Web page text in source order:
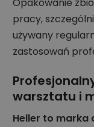
pracy,
używany
zastosowań
warsztatu i
Heller to marka